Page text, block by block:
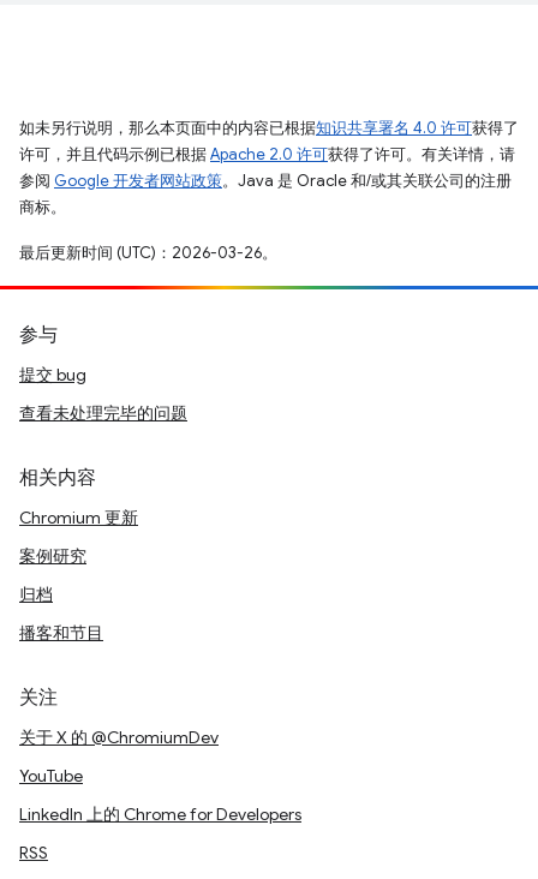
如未另行说明，那么本页面中的内容已根据知识共享署名 4.0 许可获得了
许可，并且代码示例已根据Apache 2.0 许可获得了许可。有关详情，请
参阅 Google 开发者网站政策。Java 是 Oracle 和/或其关联公司的注册
商标。
最后更新时间 (UTC)：2026-03-26。
参与
提交 bug
查看未处理完毕的问题
相关内容
Chromium 更新
案例研究
归档
播客和节目
关注
关于 X 的 @ChromiumDev
YouTube
LinkedIn 上的 Chrome for Developers
RSS